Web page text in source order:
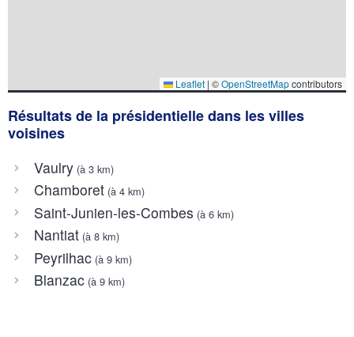
Leaflet | ©OpenStreetMapcontributors
Résultats de la présidentielle dans les villes
voisines
Vaulry(à 3 km)
Chamboret(à 4 km)
Saint-Junien-les-Combes (à 6 km)
Nantiat(à 8 km)
Peyrilhac(à 9 km)
Blanzac(à 9 km)